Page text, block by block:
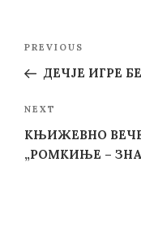
Post
Previous
Post
PREVIOUS
ДЕЧЈЕ ИГРЕ
Next
Post
NEXT
КЊИЖЕВНО
„РОМКИЊЕ –